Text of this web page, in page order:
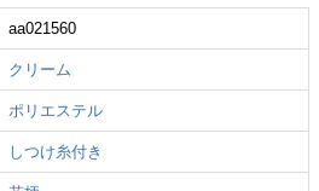
aa021560
クリーム
ポリエステル
しつけ糸付き